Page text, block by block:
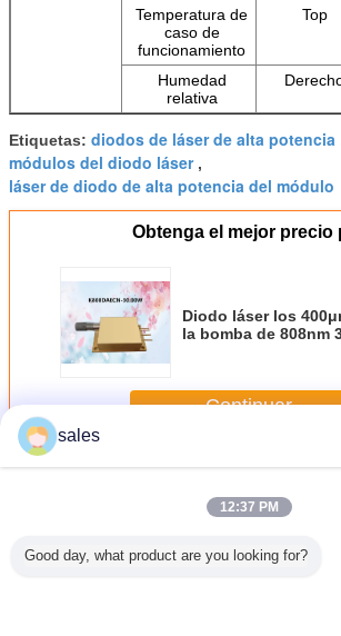
Temperatura de
caso de
funcionamiento
Top
Humedad
relativa
Etiquetas: diodos de láser de alta potencia
módulos del diodo láser,
láser de diodo de alta potencia del módulo
Obtenga el mejor precio
Diodo láser los
la bomba de 808nm
Continuar
MásBomba de diodo láser
sales
12:37 PM
Good day, what product are you looking for?